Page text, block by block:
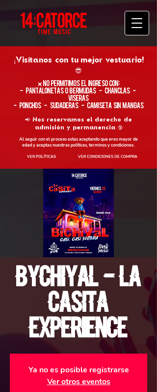
¡Visítanos con tu mejor vestuario!
😎
​❌ No permitimos el ingreso con:
- Pantalonetas o Bermudas - Chanclas -
Viseras
- Ponchos - Sudaderas - Camiseta sin Mangas
📢 Nos reservamos el derecho de
admisión y permanencia 🔞
Al seguir con el proceso estas aceptando que eres mayor de
edad y aceptas nuestras políticas, terminos y condiciones.
VER POLÍTICAS VER CONDICIONES DE COMPRA
Bychiyal - La
Casita
Experience
Ya no es posible registrarse
Ver otros eventos